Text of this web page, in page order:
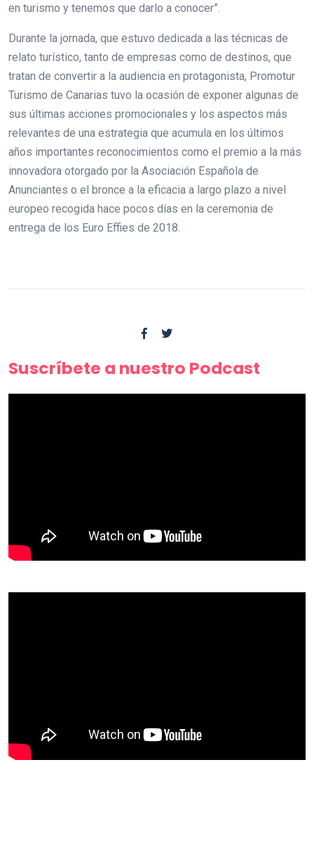
en turismo y tenemos que darlo a conocer”.
Durante la jornada, que estuvo dedicada a las técnicas de
relato turístico, tanto de empresas como de destinos, que
tratan de convertir a la audiencia en protagonista, Promotur
Turismo de Canarias tuvo la ocasión de exponer algunas de
sus últimas acciones promocionales y los aspectos más
relevantes de una estrategia que acumula en los últimos
años importantes reconocimientos como el premio a la más
innovadora otorgado por la Asociación Española de
Anunciantes o el bronce a la eficacia a largo plazo a nivel
europeo recogida hace pocos días en la ceremonia de
entrega de los Euro Effies de 2018.
Suscríbete a nuestro Podcast